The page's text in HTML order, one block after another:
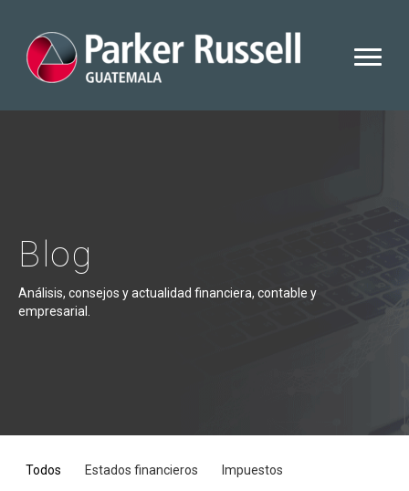
Blog
Análisis, consejos y actualidad financiera, contable y
empresarial.
Todos Estados financieros Impuestos